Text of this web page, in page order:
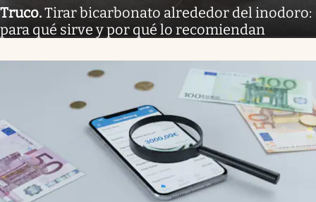
Truco.Tirar bicarbonato alrededor del inodoro:
para qué sirve y por qué lo recomiendan